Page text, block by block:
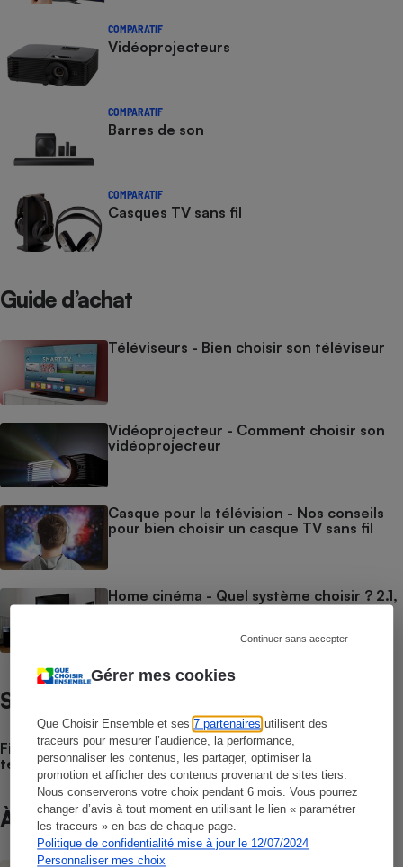
Gérer mes cookies
Que Choisir Ensemble et ses7 partenaires utilisent des
traceurs pour mesurer l’audience, la performance,
personnaliser les contenus, les partager, optimiser la
promotion et afficher des contenus provenant de sites tiers.
Nous conserverons votre choix pendant 6 mois. Vous pourrez
changer d’avis à tout moment en utilisant le lien « paramétrer
les traceurs » en bas de chaque page.
Politique de confidentialité mise à jour le 12/07/2024
Personnaliser mes choix
Continuer sans accepter
COMPARATIF
Vidéoprojecteurs
COMPARATIF
Barres de son
COMPARATIF
Casques TV sans fil
Guide d’achat
Téléviseurs - Bien choisir son téléviseur
Vidéoprojecteur - Comment choisir son
vidéoprojecteur
Casque pour la télévision - Nos conseils
pour bien choisir un casque TV sans fil
Home cinéma - Quel système choisir ? 2.1,
5.1 ou 7.1 ?
Satisfaction / Fiabilité
Fiabilité des téléviseurs - Quelles sont les marques de
téléviseurs les plus fiables ?
À ne pas manquer